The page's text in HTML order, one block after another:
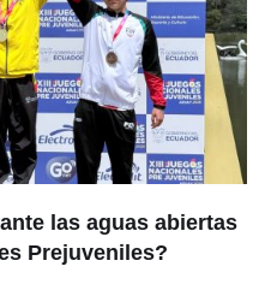
Prejuveniles?